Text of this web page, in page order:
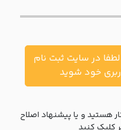
در سایت ثبت نام
خود شوید
هستید و یا پیشنهاد اصلاح